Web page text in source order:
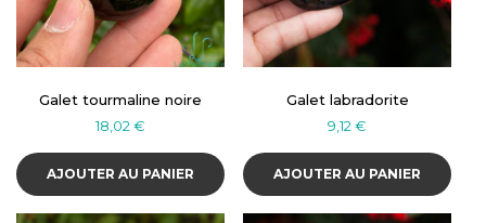
Galet tourmaline noire
18,02€
AJOUTER AU PANIER
Galet labradorite
9,12€
AJOUTER AU PANIER